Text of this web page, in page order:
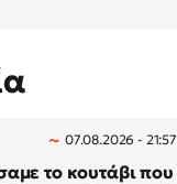
07.08.2026 - 21:57
το κουτάβι που